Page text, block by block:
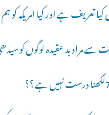
تعریف ہے اور کیا امریکہ کو